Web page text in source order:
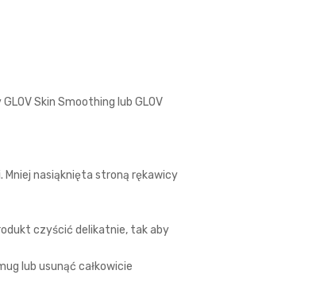
Skin Smoothing lub GLOV
Mniej nasiąknięta stroną rękawicy
czyścić delikatnie, tak aby
lub usunąć całkowicie